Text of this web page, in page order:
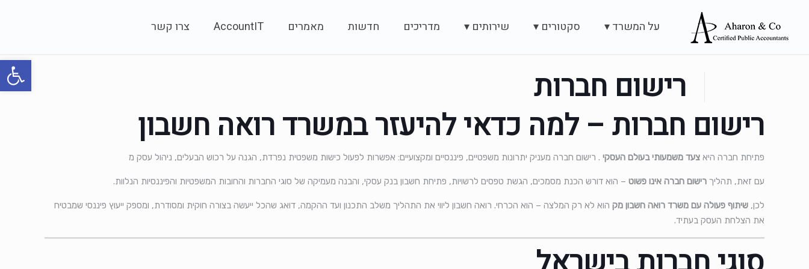
פתח
על המשרד ▾ סקטורים ▾ שירותים ▾ מדריכים חדשות מאמרים AccountIT צרו קשר
רישום חברות
רישום חברות – למה כדאי להיעזר במשרד רואה חשבון
פתיחת חברה היאצעד משמעותי בעולם העסקי . רישום חברה מעניק יתרונות משפטיים, פיננסיים ומקצועיים: אפשרות לפעול כישות משפטית נפרדת, הגנה על רכוש הבעלים, ניהול עסק מ
עם זאת, תהליךרישום חברה אינו פשוט – הוא דורש הכנת מסמכים, הגשת טפסים לרשויות, פתיחת חשבון בנק עסקי, והבנה מעמיקה של סוגי החברות והחובות המשפטיות והפיננסיות הנלוות.
לכן,שיתוף פעולה עם משרד רואה חשבון מק הוא לא רק המלצה – הוא הכרחי. רואה חשבון ליווי את התהליך משלב התכנון ועד ההקמה, דואג שהכל ייעשה בצורה חוקית ומסודרת, ומספק ייעוץ פיננסי שמבטיח
את הצלחת העסק בעתיד.